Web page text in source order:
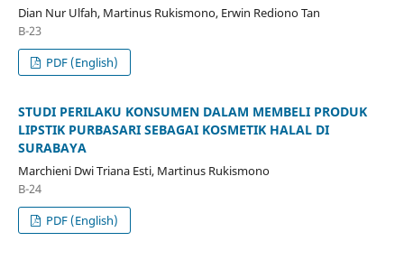
Dian Nur Ulfah, Martinus Rukismono, Erwin Rediono Tan
B-23
PDF (English)
STUDI PERILAKU KONSUMEN DALAM MEMBELI PRODUK
LIPSTIK PURBASARI SEBAGAI KOSMETIK HALAL DI
SURABAYA
Marchieni Dwi Triana Esti, Martinus Rukismono
B-24
PDF (English)